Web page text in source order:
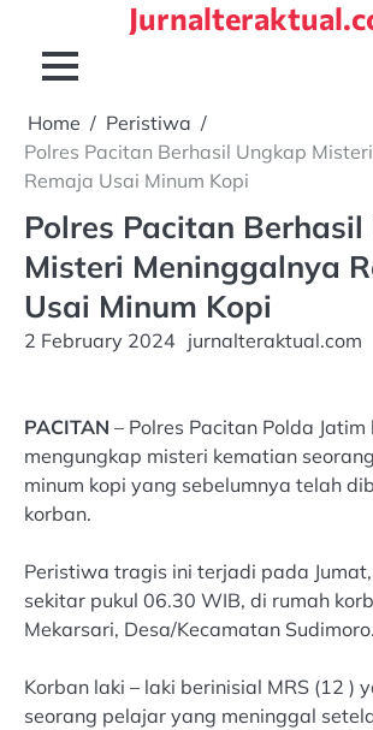
content
Home
Peristiwa
Polres Pacitan Berhasil Ungkap
Remaja Usai Minum Kopi
Polres Pacitan
Misteri Meninggalnya
Usai Minum Kopi
2 February 2024 jurnalteraktual.com
PACITAN – Polres Pacitan Polda Jatim
mengungkap misteri kematian
minum kopi yang sebelumnya telah
korban.
Peristiwa tragis ini terjadi pada
sekitar pukul 06.30 WIB, di rumah
Mekarsari, Desa/Kecamatan Sudimoro.
Korban laki – laki berinisial MRS (12 )
seorang pelajar yang meninggal